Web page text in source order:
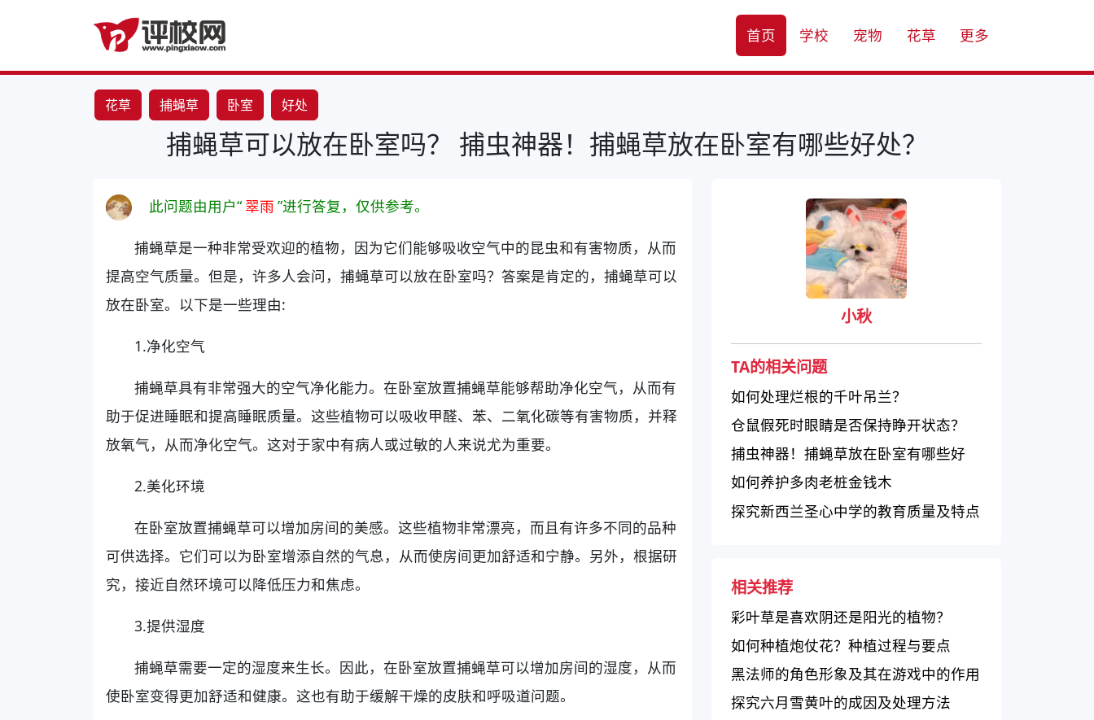
首页 学校 宠物 花草 更多
花草 捕蝇草 卧室 好处
捕蝇草可以放在卧室吗？ 捕虫神器！捕蝇草放在卧室有哪些好处？
此问题由用户“ 翠雨 ”进行答复，仅供参考。
捕蝇草是一种非常受欢迎的植物，因为它们能够吸收空气中的昆虫和有害物质，从而
提高空气质量。但是，许多人会问，捕蝇草可以放在卧室吗？答案是肯定的，捕蝇草可以
放在卧室。以下是一些理由:
1.净化空气
捕蝇草具有非常强大的空气净化能力。在卧室放置捕蝇草能够帮助净化空气，从而有
助于促进睡眠和提高睡眠质量。这些植物可以吸收甲醛、苯、二氧化碳等有害物质，并释
放氧气，从而净化空气。这对于家中有病人或过敏的人来说尤为重要。
2.美化环境
在卧室放置捕蝇草可以增加房间的美感。这些植物非常漂亮，而且有许多不同的品种
可供选择。它们可以为卧室增添自然的气息，从而使房间更加舒适和宁静。另外，根据研
究，接近自然环境可以降低压力和焦虑。
3.提供湿度
捕蝇草需要一定的湿度来生长。因此，在卧室放置捕蝇草可以增加房间的湿度，从而
使卧室变得更加舒适和健康。这也有助于缓解干燥的皮肤和呼吸道问题。
小秋
TA的相关问题
如何处理烂根的千叶吊兰？
仓鼠假死时眼睛是否保持睁开状态？
捕虫神器！捕蝇草放在卧室有哪些好
处？
如何养护多肉老桩金钱木
探究新西兰圣心中学的教育质量及特点
相关推荐
彩叶草是喜欢阴还是阳光的植物？
如何种植炮仗花？种植过程与要点
黑法师的角色形象及其在游戏中的作用
探究六月雪黄叶的成因及处理方法